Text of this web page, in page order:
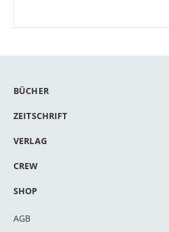
BÜCHER
ZEITSCHRIFT
VERLAG
CREW
SHOP
AGB